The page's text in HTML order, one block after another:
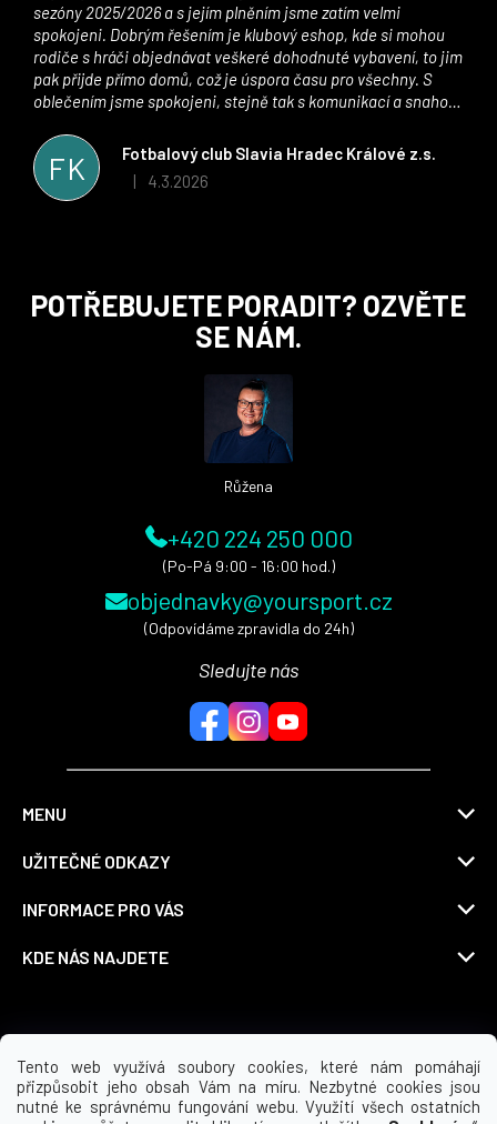
Tento web využívá soubory cookies, které nám pomáhají
přizpůsobit jeho obsah Vám na míru. Nezbytné cookies jsou
nutné ke správnému fungování webu. Využití všech ostatních
FK
Fotbalový club Slavia Hradec Králové z.s.
Hodnocení obchodu je 5 z 5 hvězdiček.
| 4.3.2026
sezóny 2025/2026 a s jejím plněním jsme zatím velmi
spokojeni. Dobrým řešením je klubový eshop, kde si mohou
rodiče s hráči objednávat veškeré dohodnuté vybavení, to jim
pak přijde přímo domů, což je úspora času pro všechny. S
oblečením jsme spokojeni, stejně tak s komunikací a snahou
stran. Věříme, že v tomto duchu bude spolupráce pokračovat
i nadále, nyní už začínáme řešit i první sady dresů ;)
POTŘEBUJETE PORADIT? OZVĚTE
SE NÁM.
Růžena
+420 224 250 000
(Po-Pá 9:00 - 16:00 hod.)
objednavky@yoursport.cz
(Odpovídáme zpravidla do 24h)
Sledujte nás
MENU
UŽITEČNÉ ODKAZY
INFORMACE PRO VÁS
KDE NÁS NAJDETE
Možnosti dopravy